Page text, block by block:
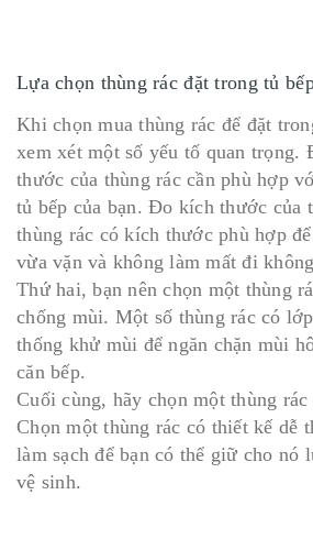
Lựa chọn thùng rác đặt trong tủ
Khi chọn mua thùng rác để đặt
xem xét một số yếu tố quan trọng.
thước của thùng rác cần phù hợp
tủ bếp của bạn. Đo kích thước của
thùng rác có kích thước phù hợp
vừa vặn và không làm mất đi
Thứ hai, bạn nên chọn một thùng
chống mùi. Một số thùng rác có
thống khử mùi để ngăn chặn mùi
căn bếp.
Cuối cùng, hãy chọn một thùng rác
Chọn một thùng rác có thiết kế dễ
làm sạch để bạn có thể giữ cho nó
vệ sinh.